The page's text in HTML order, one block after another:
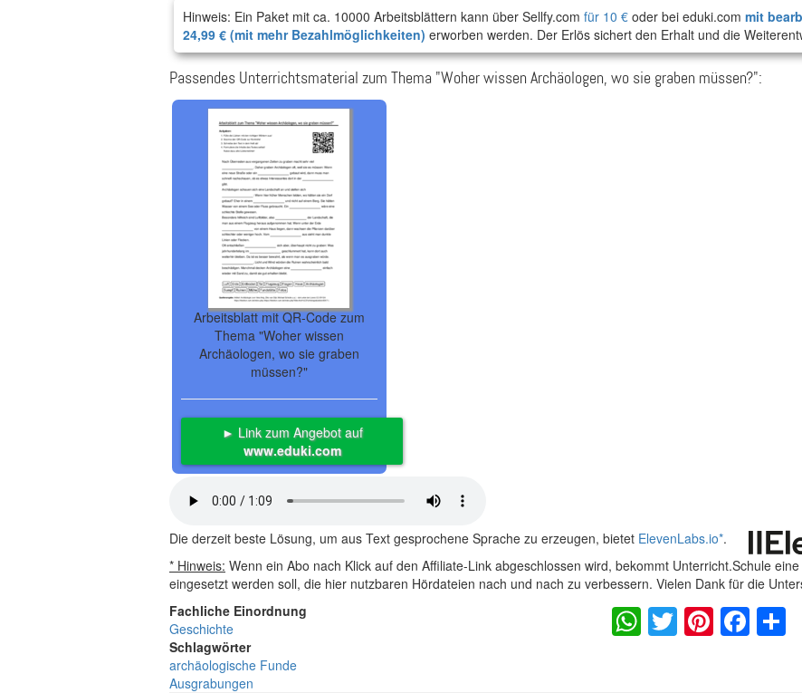
Hinweis: Ein Paket mit ca. 10000 Arbeitsblättern kann über Sellfy.com für 10 € oder bei eduki.com mit
24,99 € (mit mehr Bezahlmöglichkeiten) erworben werden. Der Erlös sichert den Erhalt und die
Passendes Unterrichtsmaterial zum Thema "Woher wissen Archäologen, wo sie graben müssen?":
Arbeitsblatt mit QR-Code zum
Thema "Woher wissen
Archäologen, wo sie graben
müssen?"
► Link zum Angebot auf
www.eduki.com
Die derzeit beste Lösung, um aus Text gesprochene Sprache zu erzeugen, bietet ElevenLabs.io*.
* Hinweis: Wenn ein Abo nach Klick auf den Affiliate-Link abgeschlossen wird, bekommt Unterricht.Schule
eingesetzt werden soll, die hier nutzbaren Hördateien nach und nach zu verbessern. Vielen Dank für die
Fachliche Einordnung
Geschichte
Schlagwörter
archäologische Funde
Ausgrabungen
WhatsApp
Twitter